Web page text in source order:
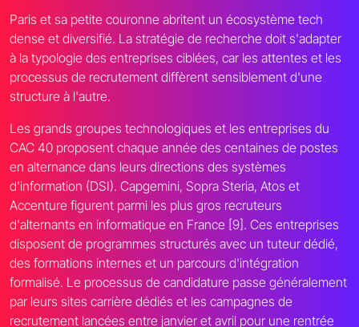
Paris et sa petite couronne abritent un écosystème tech
dense et diversifié. La stratégie de recherche doit s'adapter
à la typologie des entreprises ciblées, car les attentes et les
processus de recrutement diffèrent sensiblement d'une
structure à l'autre.
Les grands groupes technologiques et les entreprises du
CAC 40 proposent chaque année des centaines de postes
en alternance dans leurs directions des systèmes
d'information (DSI). Capgemini, Sopra Steria, Atos et
Accenture figurent parmi les plus gros recruteurs
d'alternants en informatique en France [9]. Ces entreprises
disposent de programmes structurés avec un tuteur dédié,
des formations internes et un parcours d'intégration
formalisé. Le processus de candidature passe généralement
par leurs sites carrière dédiés et les campagnes de
recrutement lancées entre janvier et avril pour une rentrée